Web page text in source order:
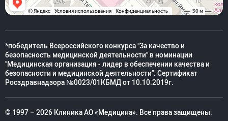
*победитель Всероссийского конкурса "За качество и
безопасность медицинской деятельности" в номинации
"Медицинская организация - лидер в обеспечении качества и
безопасности и медицинской деятельности". Сертификат
Росздравнадзора №0023/01КБМД от 10.10.2019г.
© 1997 – 2026 Клиника АО «Медицина». Все права защищены.